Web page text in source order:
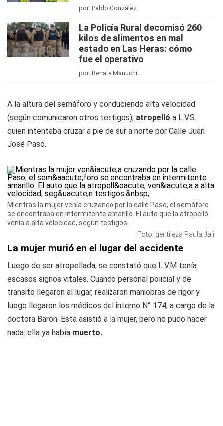
por Pablo González
La Policía Rural decomisó 260
kilos de alimentos en mal
estado en Las Heras: cómo
fue el operativo
por Renata Manuchi
A la altura del semáforo y conduciendo alta velocidad
(según comunicaron otros testigos), atropelló a L.V.S.
quien intentaba cruzar a pie de sur a norte por Calle Juan
José Paso.
Mientras la mujer venía cruzando por la calle Paso, el semáforo
se encontraba en intermitente amarillo. El auto que la atropelló
venía a alta velocidad, según testigos.
Foto: gentileza Paula Jalil
La mujer murió en el lugar del accidente
Luego de ser atropellada, se constató que L.V.M tenía
escasos signos vitales. Cuando personal policial y de
transito llegaron al lugar, realizaron maniobras de rigor y
luego llegaron los médicos del interno N° 174, a cargo de la
doctora Barón. Esta asistió a la mujer, pero no pudo hacer
nada: ella ya había muerto.